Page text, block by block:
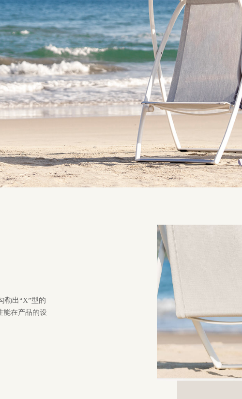
勒出“X”型的
能在产品的设